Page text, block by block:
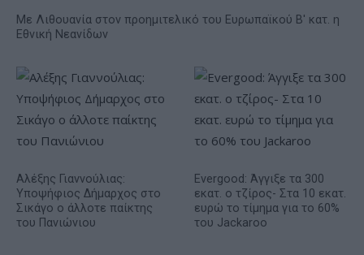
Με Λιθουανία στον προημιτελικό του Ευρωπαϊκού Β' κατ. η
Εθνική Νεανίδων
Αλέξης Γιαννούλιας:
Υποψήφιος Δήμαρχος στο
Σικάγο ο άλλοτε παίκτης
του Πανιώνιου
Evergood: Άγγιξε τα 300
εκατ. ο τζίρος- Στα 10 εκατ.
ευρώ το τίμημα για το 60%
του Jackaroo